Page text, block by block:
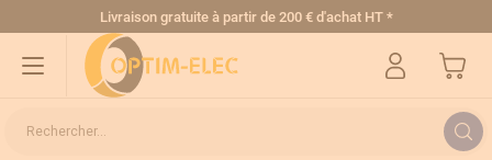
Allez au contenuLivraison gratuite à partir de 200 € d'achat HT *
Mon
Rechercher...